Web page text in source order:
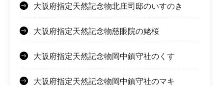
大阪府指定天然記念物北庄司邸のいすのき
大阪府指定天然記念物慈眼院の姥桜
大阪府指定天然記念物岡中鎮守社のくす
大阪府指定天然記念物岡中鎮守社のマキ